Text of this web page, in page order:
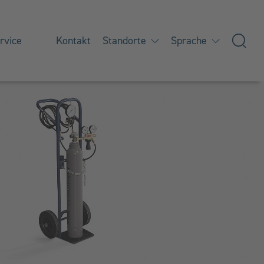
Kontakt Standorte Sprache